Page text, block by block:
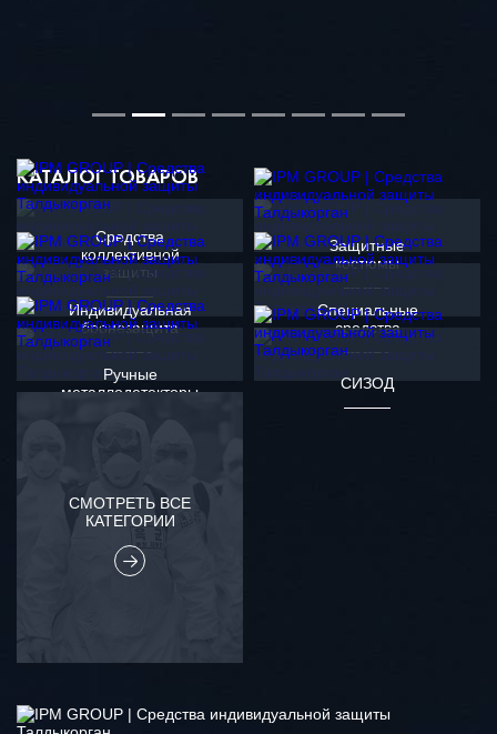
КАТАЛОГ ТОВАРОВ
Средства
коллективной
защиты
Защитные
костюмы
Индивидуальная
бронезащита
Специальные
средства
Ручные
металлодетекторы
СИЗОД
СМОТРЕТЬ ВСЕ
КАТЕГОРИИ